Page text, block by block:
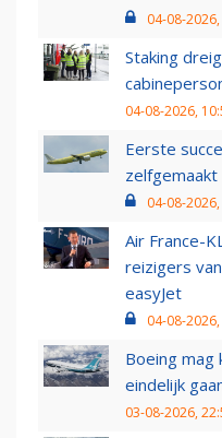
04-08-
Staking
04-08-2026,
Eerste
04-08-
Air France-
reizigers
easyJet
04-08-
Boeing mag
eindelijk
03-08-2026,